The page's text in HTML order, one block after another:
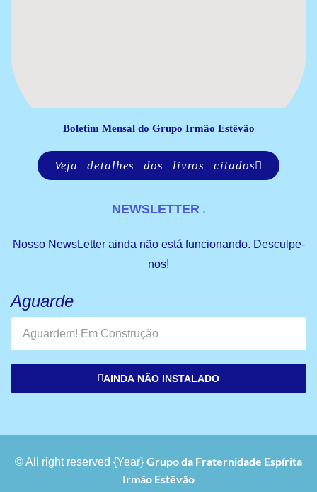
Boletim Mensal do Grupo Irmão Estêvão
Veja detalhes dos livros citados
NEWSLETTER
Nosso NewsLetter ainda não está funcionando. Desculpe-
nos!
Aguarde
AINDA NÃO INSTALADO
© All right reserved {Year} Grupo da Fraternidade Espírita
Irmão Estêvão